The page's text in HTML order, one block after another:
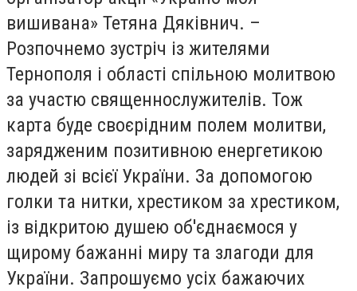
вишивана» Тетяна Дяківнич. –
Розпочнемо зустріч із жителями
Тернополя і області спільною молитвою
за участю священнослужителів. Тож
карта буде своєрідним полем молитви,
зарядженим позитивною енергетикою
людей зі всієї України. За допомогою
голки та нитки, хрестиком за хрестиком,
із відкритою душею об'єднаємося у
щирому бажанні миру та злагоди для
України. Запрошуємо усіх бажаючих